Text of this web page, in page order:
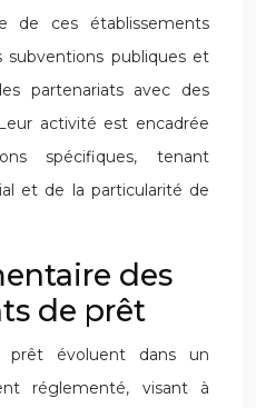
de ces établissements
publiques et
partenariats avec des
activité est encadrée
spécifiques, tenant
et de la particularité de
des
de prêt
prêt évoluent dans un
réglementé, visant à